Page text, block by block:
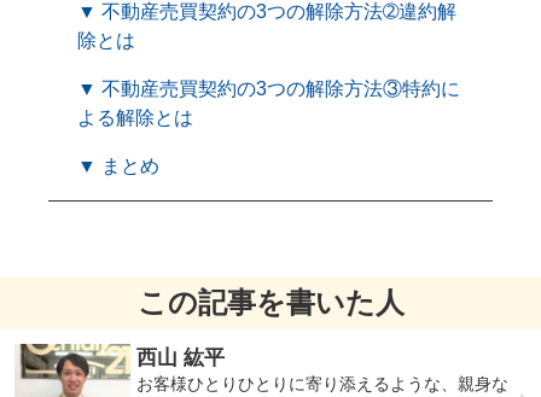
▼ 不動産売買契約の3つの解除方法➁違約解
除とは
▼ 不動産売買契約の3つの解除方法③特約に
よる解除とは
▼ まとめ
この記事を書いた人
西山 紘平
お客様ひとりひとりに寄り添えるような、親身な